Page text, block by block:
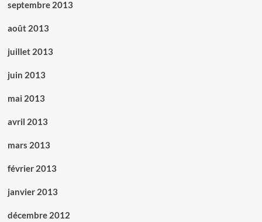
septembre 2013
août 2013
juillet 2013
juin 2013
mai 2013
avril 2013
mars 2013
février 2013
janvier 2013
décembre 2012